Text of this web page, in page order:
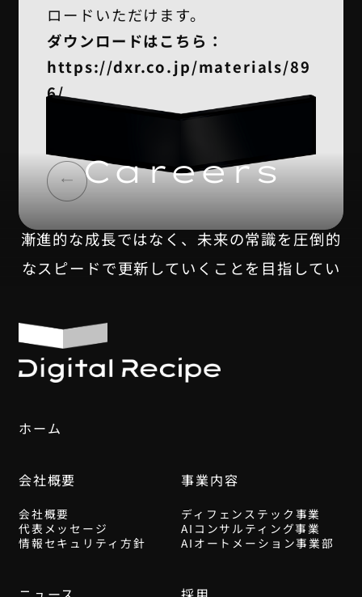
ロードいただけます。
ダウンロードはこちら：
https://dxr.co.jp/materials/89
6/
Careers
漸進的な成長ではなく、未来の常識を圧倒的
なスピードで更新していくことを目指してい
デジタルレシピは、このダイナミックな変化
を一緒に乗り越えていく仲間を募集していま
す。
ホーム
会社概要
会社概要
代表メッセージ
情報セキュリティ方針
事業内容
ディフェンステック事業
AIコンサルティング事業
AIオートメーション事業部